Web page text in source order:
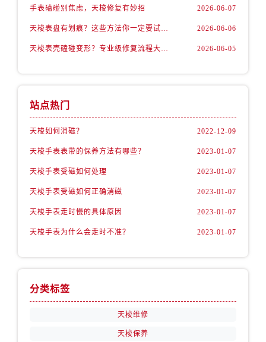
手表磕碰别焦虑，天梭修复有妙招 2026-06-07
2026-06-06
2026-06-05
站点热门
天梭如何消磁？ 2022-12-09
天梭手表表带的保养方法有哪些？ 2023-01-07
天梭手表受磁如何处理 2023-01-07
天梭手表受磁如何正确消磁 2023-01-07
天梭手表走时慢的具体原因 2023-01-07
天梭手表为什么会走时不准？ 2023-01-07
分类标签
天梭维修
天梭保养